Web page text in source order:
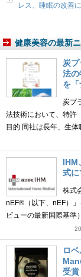
レス、睡眠の改善
健康美容の最新
炭
法の
を
炭プ
法技術において、特許
目的 同社は長年、生
IHM
式に
株式
nEF®（以下、nEF）
ビューの最新国際基
ロ
受賞